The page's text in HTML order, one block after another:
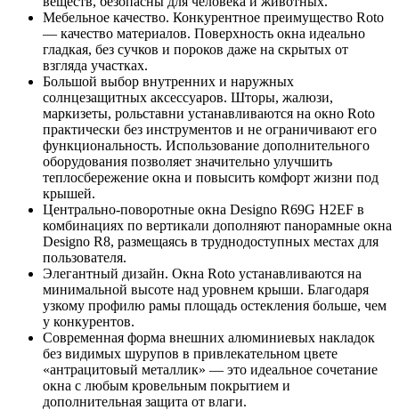
Мебельное качество. Конкурентное преимущество Roto
— качество материалов. Поверхность окна идеально
гладкая, без сучков и пороков даже на скрытых от
взгляда участках.
Большой выбор внутренних и наружных
солнцезащитных аксессуаров. Шторы, жалюзи,
маркизеты, рольставни устанавливаются на окно Roto
практически без инструментов и не ограничивают его
функциональность. Использование дополнительного
оборудования позволяет значительно улучшить
теплосбережение окна и повысить комфорт жизни под
крышей.
Центрально-поворотные окна Designo R69G H2EF в
комбинациях по вертикали дополняют панорамные окна
Designo R8, размещаясь в труднодоступных местах для
пользователя.
Элегантный дизайн. Окна Roto устанавливаются на
минимальной высоте над уровнем крыши. Благодаря
узкому профилю рамы площадь остекления больше, чем
у конкурентов.
Современная форма внешних алюминиевых накладок
без видимых шурупов в привлекательном цвете
«антрацитовый металлик» — это идеальное сочетание
окна с любым кровельным покрытием и
дополнительная защита от влаги.